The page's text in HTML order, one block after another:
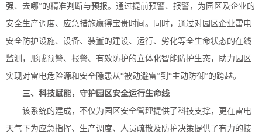
强、去哪”的精准判断与预报。通过提前预警、报警，为园区及企业的
安全生产调度、应急措施赢得宝贵时间。同时，通过对园区企业雷电
安全防护设施、设备、装置的建设、运行、劣化等全生命状态的在线
监测，形成预警、报警、有效防护的立体化智能防护生态，助力园区
实现对雷电危险源和安全隐患从“被动避雷”到“主动防御”的跨越。
三、科技赋能，守护园区安全运行生命线
该系统的建成，不仅为园区安全管理提供了科技支撑，更在雷电
天气下为应急指挥、生产调度、人员疏散及防护决策提供了有力的技